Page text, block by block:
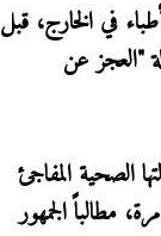
في الخارج، قبل
"العجز عن
الصحية المفاجئ
مطالباً الجمهور